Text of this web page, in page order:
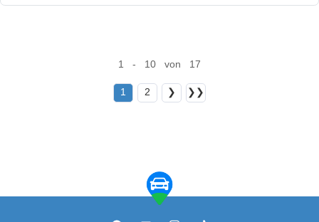
1 - 10 von 17
1 2 ❯ ❯❯